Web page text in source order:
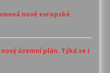
nové evropské
územní plán. Týká se i